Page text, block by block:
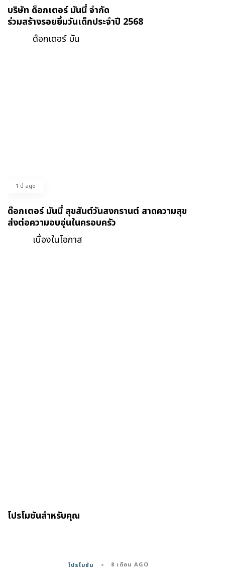
บริษัท ด็อกเตอร์ มันนี่ จำกัด
ร่วมสร้างรอยยิ้มวันเด็กประจำปี 2568
ด๊อกเตอร์ มัน
1 ปี ago
ด๊อกเตอร์ มันนี่ สุขสันต์วันสงกรานต์ สาดความสุข
ส่งต่อความอบอุ่นในครอบครัว
เนื่องในโอกาส
โปรโมชันสำหรับคุณ
โปรโมชัน 8 เดือน AGO